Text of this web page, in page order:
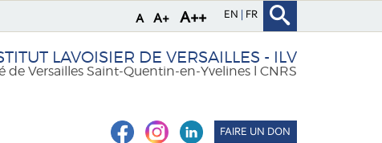
A A+ A++ EN FR
LAVOISIER DE VERSAILLES - ILV
de Versailles Saint-Quentin-en-Yvelines l CNRS
FAIRE UN DON